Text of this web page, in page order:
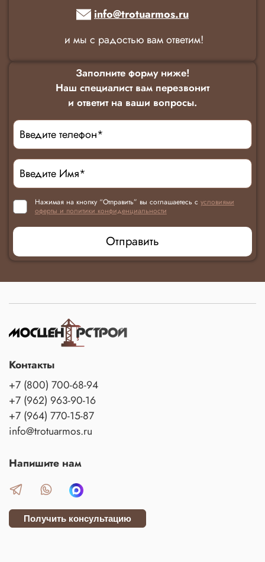
info@trotuarmos.ru
и мы с радостью вам ответим!
Заполните форму ниже!
Наш специалист вам перезвонит
и ответит на ваши вопросы.
Нажимая на кнопку “Отправить” вы соглашаетесь с условиями
оферты и политики конфиденциальности
Отправить
Контакты
+7 (800) 700-68-94
+7 (962) 963-90-16
+7 (964) 770-15-87
info@trotuarmos.ru
Напишите нам
Получить консультацию